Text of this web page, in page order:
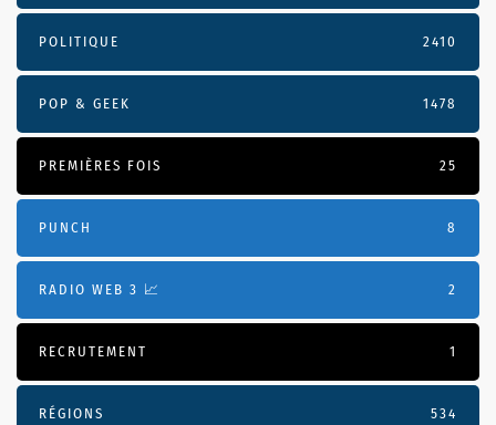
POLITIQUE 2410
POP & GEEK 1478
PREMIÈRES FOIS 25
PUNCH 8
RADIO WEB 3 📈 2
RECRUTEMENT 1
RÉGIONS 534